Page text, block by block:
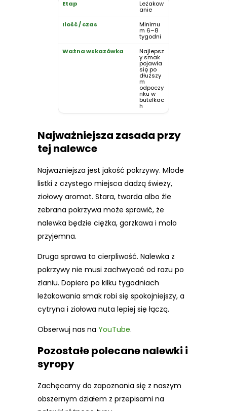
Leżakow
anie
Minimu
m 6–8
tygodni
Najlepsz
y smak
pojawia
się po
dłuższy
m
odpoczy
nku w
butelkac
h
Najważniejsza zasada przy
tej nalewce
Najważniejsza jest jakość pokrzywy. Młode
listki z czystego miejsca dadzą świeży,
ziołowy aromat. Stara, twarda albo źle
zebrana pokrzywa może sprawić, że
nalewka będzie ciężka, gorzkawa i mało
przyjemna.
Druga sprawa to cierpliwość. Nalewka z
pokrzywy nie musi zachwycać od razu po
zlaniu. Dopiero po kilku tygodniach
leżakowania smak robi się spokojniejszy, a
cytryna i ziołowa nuta lepiej się łączą.
Obserwuj nas na YouTube.
Pozostałe polecane nalewki i
syropy
Zachęcamy do zapoznania się z naszym
obszernym działem z przepisami na